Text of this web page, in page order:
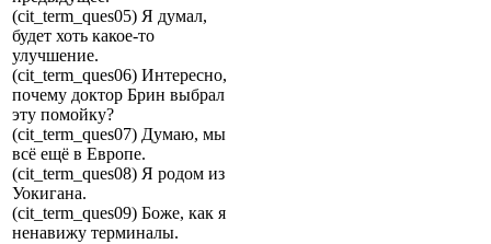
(cit_term_ques05) Я думал,
будет хоть какое-то
улучшение.
(cit_term_ques06) Интересно,
почему доктор Брин выбрал
эту помойку?
(cit_term_ques07) Думаю, мы
всё ещё в Европе.
(cit_term_ques08) Я родом из
Уокигана.
(cit_term_ques09) Боже, как я
ненавижу терминалы.